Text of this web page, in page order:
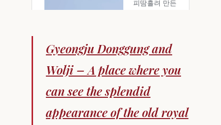
Gyeongju Donggung and
Wolji – A place where you
can see the splendid
appearance of the old royal